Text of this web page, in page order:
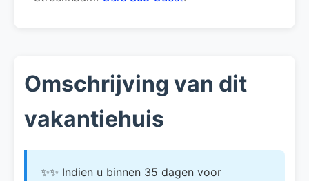
Omschrijving van dit
vakantiehuis
✨✨ Indien u binnen 35 dagen voor